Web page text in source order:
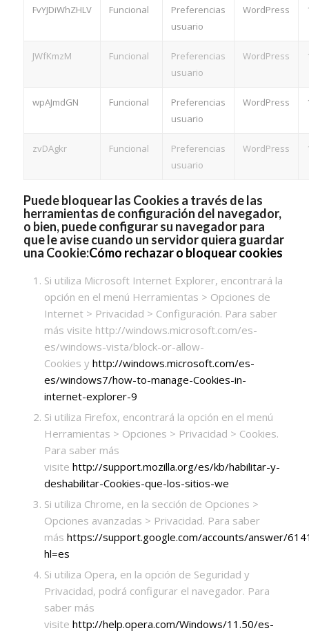
FvYJDiWhZHLV Funcional
Preferencias
usuario
WordPress
JWfKmzM Funcional
Preferencias
usuario
WordPress
wpAJmdGN Funcional
Preferencias
usuario
WordPress
zvDAgkr Funcional
Preferencias
usuario
WordPress
Puede bloquear las Cookies a través de las
herramientas de configuración del navegador,
o bien, puede configurar su navegador para
que le avise cuando un servidor quiera guardar
una Cookie:Cómo rechazar o bloquear cookies
Si utiliza Microsoft Internet Explorer, encontrará la
opción en el menú Herramientas > Opciones de
Internet > Privacidad > Configuración. Para saber
más visite http://windows.microsoft.com/es-
es/windows-vista/block-or-allow-
Cookies y http://windows.microsoft.com/es-
es/windows7/how-to-manage-Cookies-in-
internet-explorer-9
Si utiliza Firefox, encontrará la opción en el menú
Herramientas > Opciones > Privacidad > Cookies.
Para saber más
visite http://support.mozilla.org/es/kb/habilitar-y-
deshabilitar-Cookies-que-los-sitios-we
Si utiliza Chrome, en la sección de Opciones >
Opciones avanzadas > Privacidad. Para saber
más https://support.google.com/accounts/answer/
hl=es
Si utiliza Opera, en la opción de Seguridad y
Privacidad, podrá configurar el navegador. Para
saber más
visite http://help.opera.com/Windows/11.50/es-